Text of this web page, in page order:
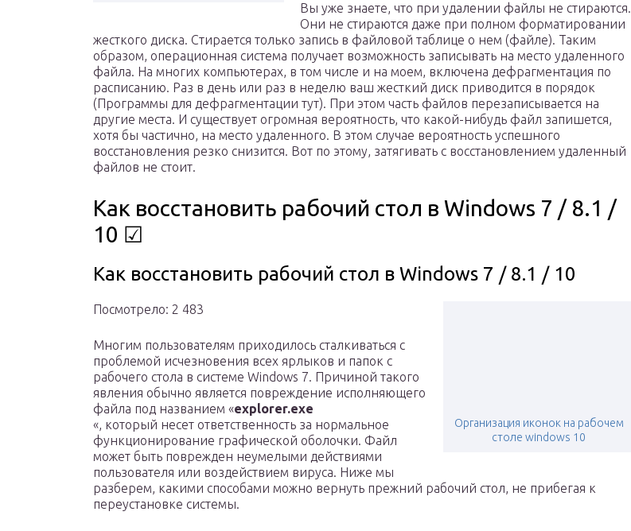
Вы уже знаете, что при удалении файлы не стираются.
Они не стираются даже при полном форматировании
жесткого диска. Стирается только запись в файловой таблице о нем (файле). Таким
образом, операционная система получает возможность записывать на место удаленного
файла. На многих компьютерах, в том числе и на моем, включена дефрагментация по
расписанию. Раз в день или раз в неделю ваш жесткий диск приводится в порядок
(Программы для дефрагментации тут). При этом часть файлов перезаписывается на
другие места. И существует огромная вероятность, что какой-нибудь файл запишется,
хотя бы частично, на место удаленного. В этом случае вероятность успешного
восстановления резко снизится. Вот по этому, затягивать с восстановлением удаленный
файлов не стоит.
Как восстановить рабочий стол в Windows 7 / 8.1 /
10 ☑
Как восстановить рабочий стол в Windows 7 / 8.1 / 10
Организация иконок на рабочем
столе windows 10
Посмотрело: 2 483
Многим пользователям приходилось сталкиваться с
проблемой исчезновения всех ярлыков и папок с
рабочего стола в системе Windows 7. Причиной такого
явления обычно является повреждение исполняющего
файла под названием «explorer.exe
«, который несет ответственность за нормальное
функционирование графической оболочки. Файл
может быть поврежден неумелыми действиями
пользователя или воздействием вируса. Ниже мы
разберем, какими способами можно вернуть прежний рабочий стол, не прибегая к
переустановке системы.